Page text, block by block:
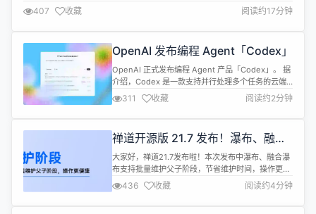
接决定了模型输出的质量。 本文深入探讨了提示词优化的 12 条策略，给出了
清晰的操作指南和示范案例，读者可以了解到如何通过精准编写提示词引导模
型生成性能优越、符合实际需求的代码。 作者 | Ayush Thakur@Po...
407 收藏 阅读约17分钟
OpenAI 发布编程 Agent「Codex」
OpenAI 正式发布编程 Agent 产品「Codex」。 据
介绍，Codex 是一款支持并行处理多个任务的云端
编程 Agent，能够提供如编程功能、回答代码库的问
题、修复错误等功能。 Codex 基于 codex-1 模型驱
动，OpenAI 方面表示这一模型由 o3 模型针对编程
中，对现实世界的编码任...
311 收藏 阅读约2分钟
禅道开源版 21.7 发布！瀑布、融合
瀑布支持批量维护父子阶段，客户端
支持消息合并转发
大家好，禅道21.7发布啦！本次发布中瀑布、融合瀑
布支持批量维护父子阶段，节省维护时间，操作更便
捷。优化部分功能细节，如父任务支持删除后同步删
除子任务；任务、用例批量操作页面增加“同上”等功
能，提升用户交互体验！ 客户端支持批量选择消息后
436 收藏 阅读约4分钟